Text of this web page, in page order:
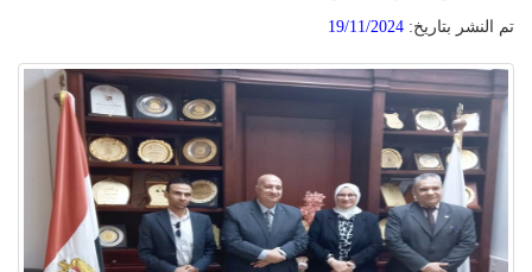
تم النشر بتاريخ: 19/11/2024